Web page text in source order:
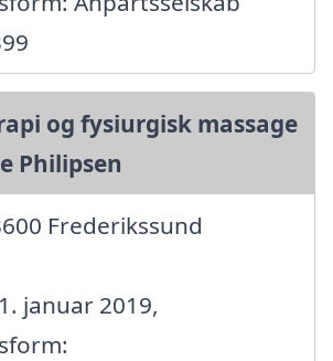
og fysiurgisk massage
Philipsen
Frederikssund
januar 2019,